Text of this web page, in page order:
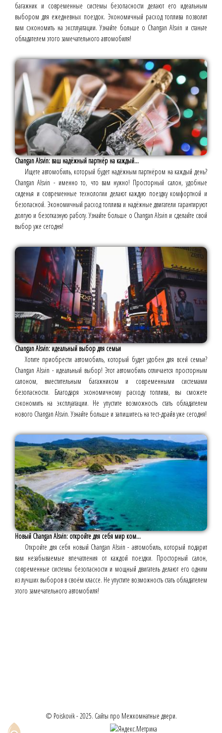
багажник и современные системы безопасности делают его идеальным
выбором для ежедневных поездок. Экономичный расход топлива позволит
вам сэкономить на эксплуатации. Узнайте больше о Changan Alsvin и станьте
обладателем этого замечательного автомобиля!
Changan Alsvin: ваш надёжный партнёр на каждый...
Ищете автомобиль, который будет надёжным партнёром на каждый день?
Changan Alsvin - именно то, что вам нужно! Просторный салон, удобные
сиденья и современные технологии делают каждую поездку комфортной и
безопасной. Экономичный расход топлива и надёжные двигатели гарантируют
долгую и безотказную работу. Узнайте больше о Changan Alsvin и сделайте свой
выбор уже сегодня!
Changan Alsvin: идеальный выбор для семьи
Хотите приобрести автомобиль, который будет удобен для всей семьи?
Changan Alsvin - идеальный выбор! Этот автомобиль отличается просторным
салоном, вместительным багажником и современными системами
безопасности. Благодаря экономичному расходу топлива, вы сможете
сэкономить на эксплуатации. Не упустите возможность стать обладателем
нового Changan Alsvin. Узнайте больше и запишитесь на тест-драйв уже сегодня!
Новый Changan Alsvin: откройте для себя мир ком...
Откройте для себя новый Changan Alsvin - автомобиль, который подарит
вам незабываемые впечатления от каждой поездки. Просторный салон,
современные системы безопасности и мощный двигатель делают его одним
из лучших выборов в своём классе. Не упустите возможность стать обладателем
этого замечательного автомобиля!
© Poiskovik - 2025. Сайты про Межкомнатные двери.